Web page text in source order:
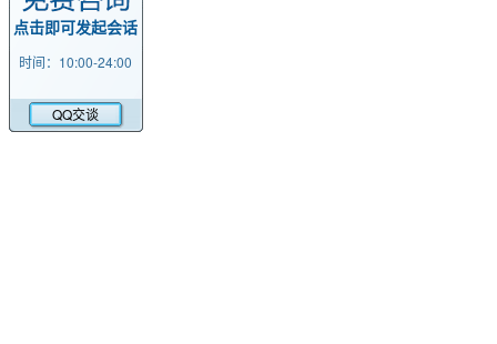
QQ交谈
点击即可发起会话
时间：10:00-24:00